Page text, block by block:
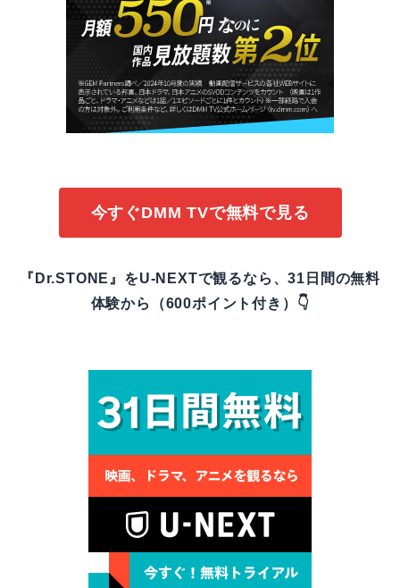
今すぐDMM TVで無料で見る
『Dr.STONE』をU-NEXTで観るなら、31日間の無料
体験から（600ポイント付き）👇